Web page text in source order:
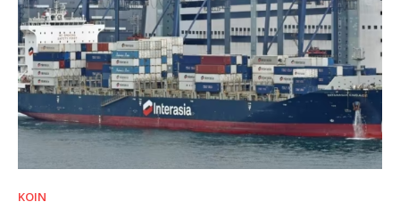
KOIN